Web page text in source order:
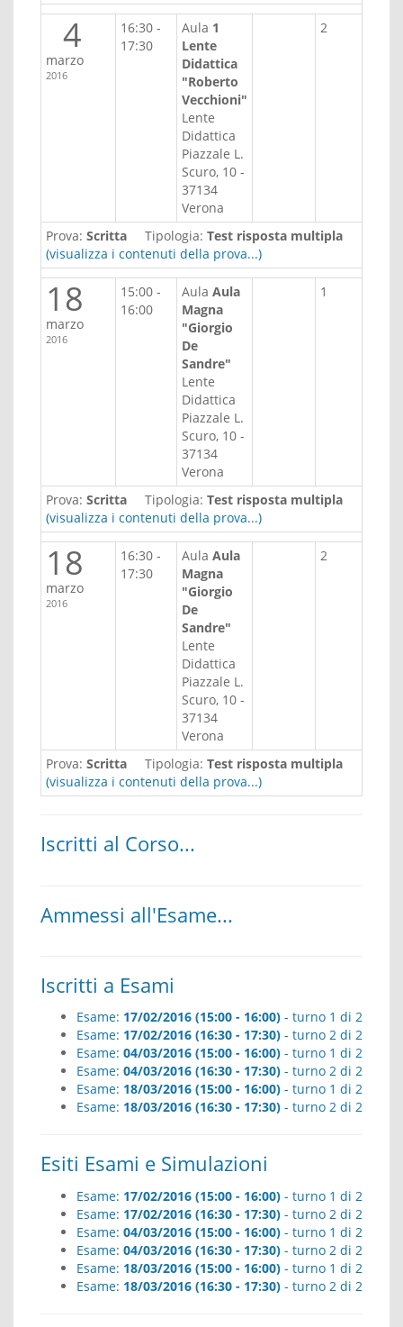
4
marzo
2016
16:30 -
17:30
Aula 1
Lente
Didattica
"Roberto
Vecchioni"
Lente
Didattica
Piazzale L.
Scuro, 10 -
37134
Verona
2
Prova: Scritta Tipologia: Test risposta multipla
(visualizza i contenuti della prova...)
18
marzo
2016
15:00 -
16:00
Aula Aula
Magna
"Giorgio
De
Sandre"
Lente
Didattica
Piazzale L.
Scuro, 10 -
37134
Verona
1
Prova: Scritta Tipologia: Test risposta multipla
(visualizza i contenuti della prova...)
18
marzo
2016
16:30 -
17:30
Aula Aula
Magna
"Giorgio
De
Sandre"
Lente
Didattica
Piazzale L.
Scuro, 10 -
37134
Verona
2
Prova: Scritta Tipologia: Test risposta multipla
(visualizza i contenuti della prova...)
Iscritti al Corso...
Ammessi all'Esame...
Iscritti a Esami
Esame: 17/02/2016 (15:00 - 16:00) - turno 1 di 2
Esame: 17/02/2016 (16:30 - 17:30) - turno 2 di 2
Esame: 04/03/2016 (15:00 - 16:00) - turno 1 di 2
Esame: 04/03/2016 (16:30 - 17:30) - turno 2 di 2
Esame: 18/03/2016 (15:00 - 16:00) - turno 1 di 2
Esame: 18/03/2016 (16:30 - 17:30) - turno 2 di 2
Esiti Esami e Simulazioni
Esame: 17/02/2016 (15:00 - 16:00) - turno 1 di 2
Esame: 17/02/2016 (16:30 - 17:30) - turno 2 di 2
Esame: 04/03/2016 (15:00 - 16:00) - turno 1 di 2
Esame: 04/03/2016 (16:30 - 17:30) - turno 2 di 2
Esame: 18/03/2016 (15:00 - 16:00) - turno 1 di 2
Esame: 18/03/2016 (16:30 - 17:30) - turno 2 di 2